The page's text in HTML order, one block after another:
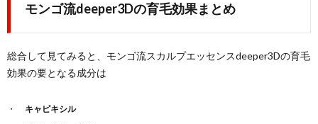
モンゴ流deeper3Dの育毛効果まとめ
総合して見てみると、モンゴ流スカルプエッセンスdeeper3Dの育毛
効果の要となる成分は
キャピキシル